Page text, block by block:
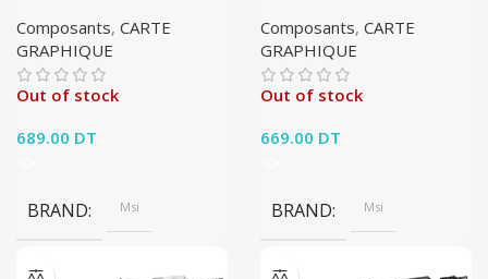
Composants, CARTE
GRAPHIQUE
Out of stock
689.00 DT
BRAND Msi
Composants, CARTE
GRAPHIQUE
Out of stock
669.00 DT
BRAND Msi